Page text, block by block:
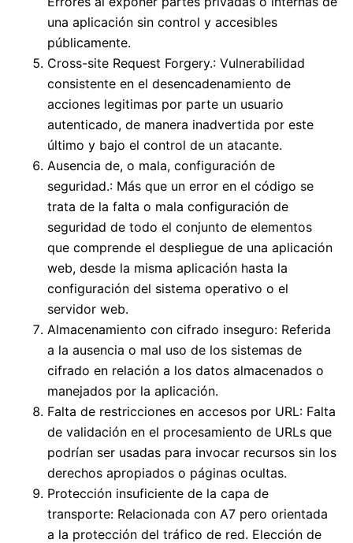
una aplicación sin control y accesibles
públicamente.
Cross-site Request Forgery.: Vulnerabilidad
consistente en el desencadenamiento de
acciones legitimas por parte un usuario
autenticado, de manera inadvertida por este
último y bajo el control de un atacante.
Ausencia de, o mala, configuración de
seguridad.: Más que un error en el código se
trata de la falta o mala configuración de
seguridad de todo el conjunto de elementos
que comprende el despliegue de una aplicación
web, desde la misma aplicación hasta la
configuración del sistema operativo o el
servidor web.
Almacenamiento con cifrado inseguro: Referida
a la ausencia o mal uso de los sistemas de
cifrado en relación a los datos almacenados o
manejados por la aplicación.
Falta de restricciones en accesos por URL: Falta
de validación en el procesamiento de URLs que
podrían ser usadas para invocar recursos sin los
derechos apropiados o páginas ocultas.
Protección insuficiente de la capa de
transporte: Relacionada con A7 pero orientada
a la protección del tráfico de red. Elección de